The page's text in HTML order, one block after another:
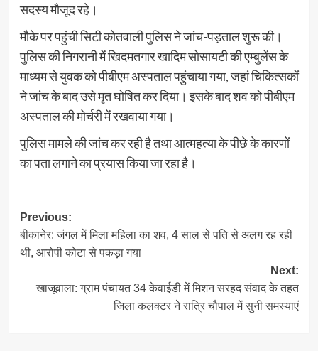
सदस्य मौजूद रहे।
मौके पर पहुंची सिटी कोतवाली पुलिस ने जांच-पड़ताल शुरू की।
पुलिस की निगरानी में खिदमतगार खादिम सोसायटी की एम्बुलेंस के
माध्यम से युवक को पीबीएम अस्पताल पहुंचाया गया, जहां चिकित्सकों
ने जांच के बाद उसे मृत घोषित कर दिया। इसके बाद शव को पीबीएम
अस्पताल की मोर्चरी में रखवाया गया।
पुलिस मामले की जांच कर रही है तथा आत्महत्या के पीछे के कारणों
का पता लगाने का प्रयास किया जा रहा है।
Post
navigation
Previous:
बीकानेर: जंगल में मिला महिला का शव, 4 साल से पति से अलग रह रही
थी, आरोपी कोटा से पकड़ा गया
Next:
खाजूवाला: ग्राम पंचायत 34 केवाईडी में मिशन सरहद संवाद के तहत
जिला कलक्टर ने रात्रि चौपाल में सुनी समस्याएं